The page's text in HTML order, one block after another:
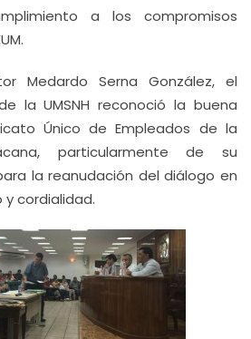
a los compromisos
Medardo Serna González, el
la UMSNH reconoció la buena
Único de Empleados de la
particularmente de su
la reanudación del diálogo en
cordialidad.